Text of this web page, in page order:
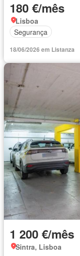
180 €/mês
Lisboa
Segurança
18/06/2026 em Listanza
1 200 €/mês
Sintra, Lisboa